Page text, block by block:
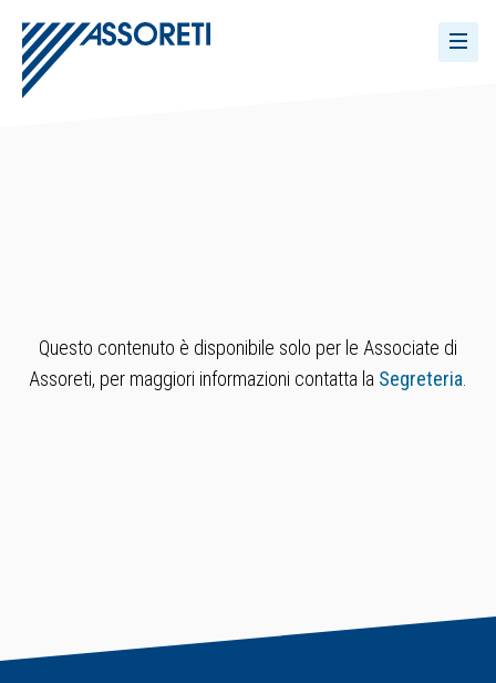
Questo contenuto è disponibile solo per le Associate di
Assoreti, per maggiori informazioni contatta la Segreteria